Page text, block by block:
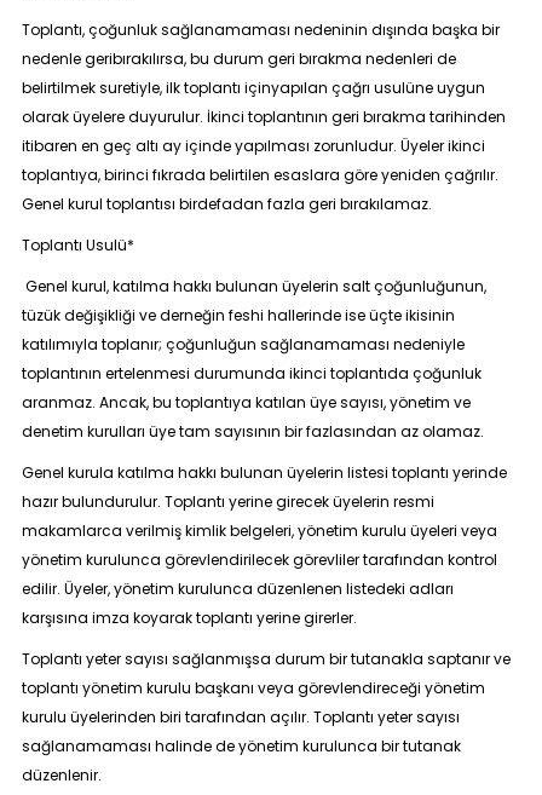
Toplantı, çoğunluk sağlanamaması nedeninin dışında başka bir
nedenle geribırakılırsa, bu durum geri bırakma nedenleri de
belirtilmek suretiyle, ilk toplantı içinyapılan çağrı usulüne uygun
olarak üyelere duyurulur. İkinci toplantının geri bırakma tarihinden
itibaren en geç altı ay içinde yapılması zorunludur. Üyeler ikinci
toplantıya, birinci fıkrada belirtilen esaslara göre yeniden çağrılır.
Genel kurul toplantısı birdefadan fazla geri bırakılamaz.
Toplantı Usulü*
Genel kurul, katılma hakkı bulunan üyelerin salt çoğunluğunun,
tüzük değişikliği ve derneğin feshi hallerinde ise üçte ikisinin
katılımıyla toplanır; çoğunluğun sağlanamaması nedeniyle
toplantının ertelenmesi durumunda ikinci toplantıda çoğunluk
aranmaz. Ancak, bu toplantıya katılan üye sayısı, yönetim ve
denetim kurulları üye tam sayısının bir fazlasından az olamaz.
Genel kurula katılma hakkı bulunan üyelerin listesi toplantı yerinde
hazır bulundurulur. Toplantı yerine girecek üyelerin resmi
makamlarca verilmiş kimlik belgeleri, yönetim kurulu üyeleri veya
yönetim kurulunca görevlendirilecek görevliler tarafından kontrol
edilir. Üyeler, yönetim kurulunca düzenlenen listedeki adları
karşısına imza koyarak toplantı yerine girerler.
Toplantı yeter sayısı sağlanmışsa durum bir tutanakla saptanır ve
toplantı yönetim kurulu başkanı veya görevlendireceği yönetim
kurulu üyelerinden biri tarafından açılır. Toplantı yeter sayısı
sağlanamaması halinde de yönetim kurulunca bir tutanak
düzenlenir.